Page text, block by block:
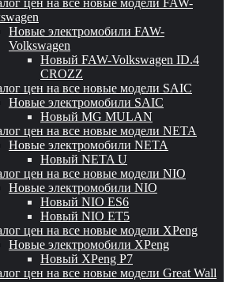
цен на все новые модели FAW-
Новые электромобили FAW-
Volkswagen
Новый FAW-Volkswagen ID.4
CROZZ
цен на все новые модели SAIC
Новые электромобили SAIC
Новый MG MULAN
цен на все новые модели NETA
Новые электромобили NETA
Новый NETA U
цен на все новые модели NIO
Новые электромобили NIO
Новый NIO ES6
Новый NIO ET5
цен на все новые модели XPeng
Новые электромобили XPeng
Новый XPeng P7
цен на все новые модели Great Wall